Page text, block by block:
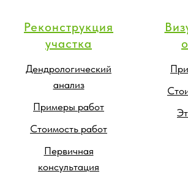
Реконструкция
участка
Дендрологический
анализ
Примеры работ
Стоимость работ
Первичная
консультация